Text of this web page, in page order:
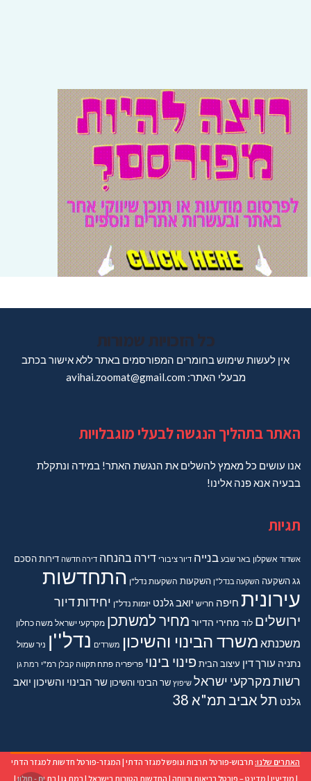
כל הזכויות שמורות
אין לעשות שימוש בחומרים המפורסמים באתר ללא אישור בכתב
מבעלי האתר: avihai.zoomat@gmail.com
האתר בתהליך הנגשה לבעלי מוגבלויות
אנו עושים כל מאמץ להשלים את הנגשת האתר! במידה ונתקלת
בבעיה אנא פנה אלינו!
תגיות
אשדוד אשקלון באר שבע בנייה דיור ציבורי דירה בהנחה דירה חדשה דירותהסכם
גגהשקעה השקעה בנדל"ן השקעות השקעות נדל"ן התחדשות
עירונית חיפה חריש יואב גלנט יזמות נדל"ן יחידות דיור
ירושלים לוד מחירי הדיור מחיר למשתכן מקרקעי ישראל משה כחלון
משכנתא משרד הבינוי והשיכון משרדים נדל''ן ניר שמול
נתניה עורך דין עיצוב הבית פינוי בינוי פריפריה פתח תקווה קבלן רמ"י רמת גן
רשות מקרקעי ישראל שיפוץ שר הבינוי והשיכון שר הבינוי והשיכון יואב
גלנט תל אביב תמ"א 38
האתרים שלנו: תרבוש-פורטל תרבות ונופש למגזר הדתי | המגזר-פורטל חדשות למגזר הדתי
| מודיעין | מדינט – פורטל בריאות ורווחה | החדשות הטובות בישראל | רמת גן | בת ים - חולון|